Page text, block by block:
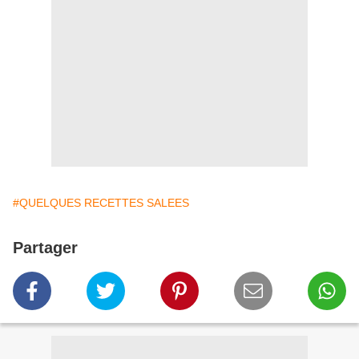
#QUELQUES RECETTES SALEES
Partager